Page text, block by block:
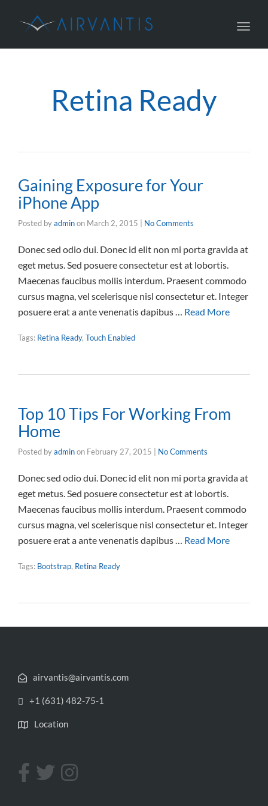
Retina Ready
Gaining Exposure for Your
iPhone App
Posted byadminon March 2, 2015 No Comments
Donec sed odio dui. Donec id elit non mi porta gravida at
eget metus. Sed posuere consectetur est at lobortis.
Maecenas faucibus mollis interdum. Praesent commodo
cursus magna, vel scelerisque nisl consectetur et. Integer
posuere erat a ante venenatis dapibus … Read More
Tags: Retina Ready, Touch Enabled
Top 10 Tips For Working From
Home
Posted byadminon February 27, 2015 No Comments
Donec sed odio dui. Donec id elit non mi porta gravida at
eget metus. Sed posuere consectetur est at lobortis.
Maecenas faucibus mollis interdum. Praesent commodo
cursus magna, vel scelerisque nisl consectetur et. Integer
posuere erat a ante venenatis dapibus … Read More
Tags: Bootstrap, Retina Ready
airvantis@airvantis.com
+1 (631) 482-75-1
Location